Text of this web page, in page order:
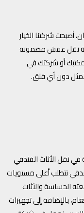
شركتنا الخيار
نقل عفش مضمونة
أو شركتك في
دون أي قلق.
نقل الأثاث الفندقي
تتطلب أعلى مستويات
الحساسة والأثاث
بالإضافة إلى تجهيزات